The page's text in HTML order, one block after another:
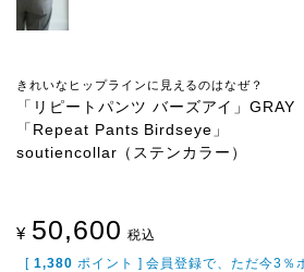
きれいなヒップラインに見えるのはなぜ？
「リピートパンツ バーズアイ」GRAY
「Repeat Pants Birdseye」
soutiencollar（ステンカラー）
¥ 50,600 税込
[ 1,380 ポイント ] 会員登録で、ただ今3％